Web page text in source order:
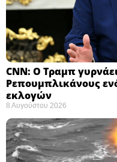
CNN: Ο Τραμπ
Ρεπουμπλικάνους
εκλογών ​
8 Αυγούστου 2026